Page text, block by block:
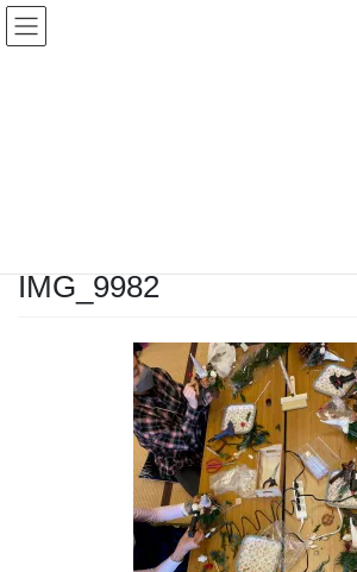
コ
ン
ナ
ビ
IMG_9982